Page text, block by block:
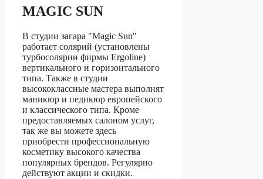
MAGIC SUN
В студии загара "Magic Sun"
работает солярий (установлены
турбосолярии фирмы Ergoline)
вертикального и горизонтального
типа. Также в студии
высококлассные мастера выполнят
маникюр и педикюр европейского
и классического типа. Кроме
предоставляемых салоном услуг,
так же вы можете здесь
приобрести профессиональную
косметику высокого качества
популярных брендов. Регулярно
действуют акции и скидки.